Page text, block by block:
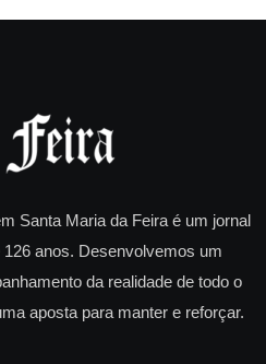
Santa Maria da Feira é um jornal
anos. Desenvolvemos um
da realidade de todo o
aposta para manter e reforçar.